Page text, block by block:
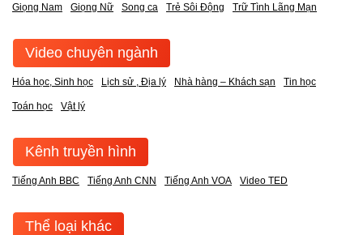
Giọng Nam Giọng Nữ Song ca Trẻ Sôi Động Trữ Tình Lãng Mạn
Video chuyên ngành
Hóa học, Sinh học Lịch sử , Địa lý Nhà hàng – Khách sạn Tin học
Toán học Vật lý
Kênh truyền hình
Tiếng Anh BBC Tiếng Anh CNN Tiếng Anh VOA Video TED
Thể loại khác